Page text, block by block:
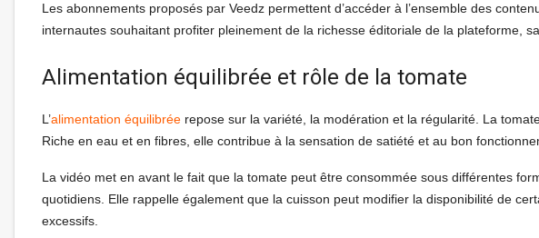
Les abonnements proposés par Veedz permettent d’accéder à l’ensemble des
internautes souhaitant profiter pleinement de la richesse éditoriale de la plateforme,
Alimentation équilibrée et rôle de la tomate
L’alimentation équilibrée repose sur la variété, la modération et la régularité. La
Riche en eau et en fibres, elle contribue à la sensation de satiété et au bon
La vidéo met en avant le fait que la tomate peut être consommée sous différentes
quotidiens. Elle rappelle également que la cuisson peut modifier la disponibilité de
excessifs.